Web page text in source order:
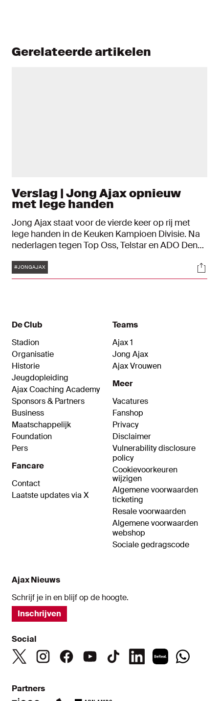
Gerelateerde artikelen
Verslag | Jong Ajax opnieuw
met lege handen
Jong Ajax staat voor de vierde keer op rij met
lege handen in de Keuken Kampioen Divisie. Na
nederlagen tegen Top Oss, Telstar en ADO Den
Toekomst met 0-1 te sterk. De jonge Ajacieden
hadden het duel relatief lang onder controle,
Tags
#JONGAJAX
De Club
Stadion
Organisatie
Historie
Jeugdopleiding
Ajax Coaching Academy
Sponsors & Partners
Business
Maatschappelijk
Foundation
Pers
Fancare
Contact
Laatste updates via X
Teams
Ajax 1
Jong Ajax
Ajax Vrouwen
Meer
Vacatures
Fanshop
Privacy
Disclaimer
Vulnerability disclosure
policy
Cookievoorkeuren
wijzigen
Algemene voorwaarden
ticketing
Resale voorwaarden
Algemene voorwaarden
webshop
Sociale gedragscode
Ajax Nieuws
Schrijf je in en blijf op de hoogte.
Inschrijven
Social
Partners